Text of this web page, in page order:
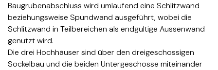
Baugrubenabschluss wird umlaufend eine Schlitzwand
beziehungsweise Spundwand ausgeführt, wobei die
Schlitzwand in Teilbereichen als endgültige Aussenwand
genutzt wird.​​​​‌ ‍ ​‍​‍‌‍ ‌ ​‍‌‍‍‌‌‍‌ ‌‍‍‌‌‍ ‍​‍​‍​ ‍‍​‍​‍‌ ​ ‌‍​‌‌‍ ‍‌‍‍‌‌ ‌​‌ ‍‌​‍ ‍‌‍‍‌‌‍ ​‍​‍​‍ ​​‍​‍‌‍‍​‌ ​‍‌‍‌‌‌‍‌‍​‍​‍​ ‍‍​‍​‍‌‍‍​‌ ‌​‌ ‌​‌ ​​​ ‍‍​‍ ​‍ ‌‍ ​‌‍ ‌‍​ ‌‍​‌‌‍ ​‌‍‍​‌‍ ‌ ​ ‌ ‌​​ ‍‍​ ​ ​ ​ ​ ​ ​ ​ ​‍ ‌‍‍‌‌‍ ‍‌ ‌​‌‍‌‌‌‍ ‍‌ ‌​​‍ ‌‍‌‌‌‍‌​‌‍‍‌‌ ‌​​‍ ‌‍ ‌‌‍ ‌‍‌​‌‍‌‌​ ‌‌ ​​‌ ​‍‌‍‌‌‌ ​ ‌‍‌‌‌‍ ‍‌ ‌​‌‍​‌‌ ‌​‌‍‍‌‌‍ ‌‍ ‍​ ‍ ‌‍‍‌‌‍‌​​ ‌​ ​‌‌‍‌‍‌‍​‍​ ‌‍‌‍​‌‌‍‌‍​ ‌‌‌‍‌‍​‍ ‌​ ‌‍​ ‌‌​ ‌‍​ ‌ ​‍ ‌​ ‌​‌‍‌​​ ​‍‌‍​‍​‍ ‌​ ‍‌​ ​‌​ ​​​ ​​​‍ ‌​ ‌‍‌‍‌‍​ ​‍​ ​​‌‍‌‍​ ​​​ ‍​​ ‍‌​ ​‌‌‍‌‍​ ​ ‌‍​ ​ ‍ ‌ ‌​‌ ‍‌‌ ​​‌‍‌‌​ ‌‌ ​​‌ ​‍‌‍ ‌‍‍‍‌‍‌‌‌‍​ ‌ ‌​​ ‍ ‌ ​​‌‍​‌‌ ‌​‌‍‍​​ ‌‌‍‌​‌‍‌‌‌ ​ ‌‍​ ‌ ​‍‌‍‍‌‌ ​​‌ ‌​‌‍‍‌‌‍ ‌‍ ‍​‍‌‌​ ‌‌‌​​‍‌‌ ‌‍‍ ‌‍‌‌‌ ‍‌​‍‌‌​ ​ ‌​‌​​‍‌‌​ ​ ‌​‌​​‍‌‌​ ​‍​ ​‍‌‍‌​‌‍‌‌​‍‌‌​ ​‍​ ​‍​‍‌‌​ ‌‌‌​‌​​‍ ‍‌ ‌‍‌‍​‌‌‍ ​‌ ‌‌‌‍‌‌​‍‌‌​ ‌‌‌​​‍‌‌ ‌‍‍ ‌‍‌‌‌ ‍‌​‍‌‌​ ​ ‌​‌​​‍‌‌​ ​ ‌​‌​​‍‌‌​ ​‍​ ​‍‌‍​‍‌‍ ​‌‍ ‌‍​ ‌‍‍ ​‍ ‌​ ​‌​‍‌‌​ ​‍​ ​‍​‍‌‌​ ‌‌‌​‌​​‍ ‍‌‍​ ‌‍‍​‌‍‍‌‌‍ ​‌‍‌​‌ ​‍‌‍‌‌‌‍ ‍​‍‌‌​ ‌‌‌​​‍‌‌ ‌‍‍ ‌‍‌‌‌ ‍‌​‍‌‌​ ​ ‌​‌​​‍‌‌​ ​ ‌​‌​​‍‌‌​ ​‍​ ​‍‌ ​ ‌ ​​‌‍​‌‌‍ ‍​‍ ‌​ ​‌​‍‌‌​ ​‍​ ​‍​‍‌‌​ ‌‌‌​‌​​‍ ‍‌ ‌​‌‍‌‌‌ ‍​‌ ‌​​ ‌‍​‍‌‍​‌‌ ​ ‌‍‌‌‌‌‌‌‌ ​‍‌‍ ​​ ‌‌‍‍​‌ ‌​‌ ‌​‌ ​​​‍‌‌​ ​ ‌​​‌​‍‌‌​ ​‍‌​‌‍​‍‌‌​ ​‍‌​‌‍‌‍ ​‌‍ ‌‍​ ‌‍​‌‌‍ ​‌‍‍​‌‍ ‌ ​ ‌ ‌​​‍‌‌​ ​ ‌​​‌​ ​ ​ ​ ​ ​ ​ ​ ​‍‌‍‌‍‍‌‌‍‌​​ ‌​ ​‌‌‍‌‍‌‍​‍​ ‌‍‌‍​‌‌‍‌‍​ ‌‌‌‍‌‍​‍ ‌​ ‌‍​ ‌‌​ ‌‍​ ‌ ​‍ ‌​ ‌​‌‍‌​​ ​‍‌‍​‍​‍ ‌​ ‍‌​ ​‌​ ​​​ ​​​‍ ‌​ ‌‍‌‍‌‍​ ​‍​ ​​‌‍‌‍​ ​​​ ‍​​ ‍‌​ ​‌‌‍‌‍​ ​ ‌‍​ ​‍‌‍‌ ‌​‌ ‍‌‌ ​​‌‍‌‌​ ‌‌ ​​‌ ​‍‌‍ ‌‍‍‍‌‍‌‌‌‍​ ‌ ‌​​‍‌‍‌ ​​‌‍​‌‌ ‌​‌‍‍​​ ‌‌‍‌​‌‍‌‌‌ ​ ‌‍​ ‌ ​‍‌‍‍‌‌ ​​‌ ‌​‌‍‍‌‌‍ ‌‍ ‍​‍‌‌​ ‌‌‌​​‍‌‌ ‌‍‍ ‌‍‌‌‌ ‍‌​‍‌‌​ ​ ‌​‌​​‍‌‌​ ​ ‌​‌​​‍‌‌​ ​‍​ ​‍‌‍‌​‌‍‌‌​‍‌‌​ ​‍​ ​‍​‍‌‌​ ‌‌‌​‌​​‍ ‍‌ ‌‍‌‍​‌‌‍ ​‌ ‌‌‌‍‌‌​‍‌‌​ ‌‌‌​​‍‌‌ ‌‍‍ ‌‍‌‌‌ ‍‌​‍‌‌​ ​ ‌​‌​​‍‌‌​ ​ ‌​‌​​‍‌‌​ ​‍​ ​‍‌‍​‍‌‍ ​‌‍ ‌‍​ ‌‍‍ ​‍ ‌​ ​‌​‍‌‌​ ​‍​ ​‍​‍‌‌​ ‌‌‌​‌​​‍ ‍‌‍​ ‌‍‍​‌‍‍‌‌‍ ​‌‍‌​‌ ​‍‌‍‌‌‌‍ ‍​‍‌‌​ ‌‌‌​​‍‌‌ ‌‍‍ ‌‍‌‌‌ ‍‌​‍‌‌​ ​ ‌​‌​​‍‌‌​ ​ ‌​‌​​‍‌‌​ ​‍​ ​‍‌ ​ ‌ ​​‌‍​‌‌‍ ‍​‍ ‌​ ​‌​‍‌‌​ ​‍​ ​‍​‍‌‌​ ‌‌‌​‌​​‍ ‍‌ ‌​‌‍‌‌‌ ‍​‌ ‌​​‍‌‍‌ ​​‌‍‌‌‌ ​‍‌ ​ ‌ ​​‌‍‌‌‌‍​ ‌ ‌​‌‍‍‌‌ ‌‍‌‍‌‌​ ‌‌ ​​‌ ‌‌‌‍​‍‌‍ ​‌‍‍‌‌ ​ ‌‍‍​‌‍‌‌‌‍‌​​‍​‍‌ ‌
Die drei Hochhäuser sind über den dreigeschossigen
Sockelbau und die beiden Untergeschosse miteinander